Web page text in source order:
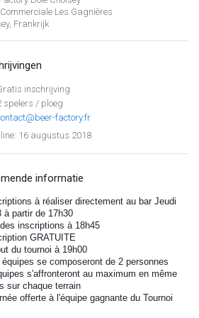
Les Gagnières
, Frankrijk
inschrijving
spelers / ploeg
factory.fr
: 16 augustus 2018
informatie
à réaliser directement au bar Jeudi
à partir de 17h30
inscriptions à 18h45
GRATUITE
du tournoi à 19h00
se composeront de 2 personnes
s'affronteront au maximum en même
sur chaque terrain
offerte à l'équipe gagnante du Tournoi
Mölkky
de la St Valentin
feb. 2018|Frankrijk
Mölkky
feb. 2018|Duitsland
mölkkování
feb. 2018|Finland
de l'ASSER
feb. 2018| Frankrijk